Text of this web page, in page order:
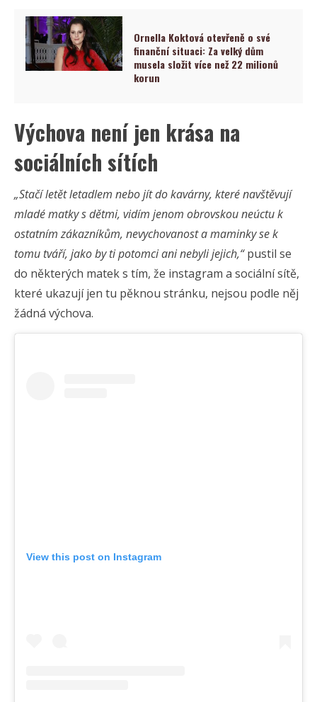
Ornella Koktová otevřeně o své
finanční situaci: Za velký dům
musela složit více než 22 milionů
korun
Výchova není jen krása na
sociálních sítích
„Stačí letět letadlem nebo jít do kavárny, které navštěvují
mladé matky s dětmi, vidím jenom obrovskou neúctu k
ostatním zákazníkům, nevychovanost a maminky se k
tomu tváří, jako by ti potomci ani nebyli jejich,“pustil se
do některých matek s tím, že instagram a sociální sítě,
které ukazují jen tu pěknou stránku, nejsou podle něj
žádná výchova.
View this post on Instagram